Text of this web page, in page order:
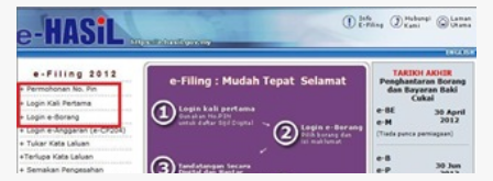
十六个人 。 这次是七个人 （ 包括我 ）但。。。对我来说 ， 这次是
最困难的一次 。 为什么？？？？ 看看相片先 。